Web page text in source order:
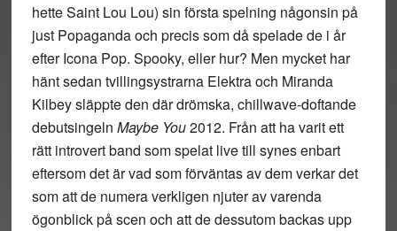
hette Saint Lou Lou) sin första spelning någonsin på
just Popaganda och precis som då spelade de i år
efter Icona Pop. Spooky, eller hur? Men mycket har
hänt sedan tvillingsystrarna Elektra och Miranda
Kilbey släppte den där drömska, chillwave-doftande
debutsingeln Maybe You2012. Från att ha varit ett
rätt introvert band som spelat live till synes enbart
eftersom det är vad som förväntas av dem verkar det
som att de numera verkligen njuter av varenda
ögonblick på scen och att de dessutom backas upp